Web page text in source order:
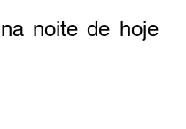
noite de hoje